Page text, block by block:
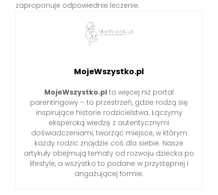
zaproponuje odpowiednie leczenie.
MojeWszystko.pl
MojeWszystko.pl to więcej niż portal
parentingowy – to przestrzeń, gdzie rodzą się
inspirujące historie rodzicielstwa. Łączymy
ekspercką wiedzę z autentycznymi
doświadczeniami, tworząc miejsce, w którym
każdy rodzic znajdzie coś dla siebie. Nasze
artykuły obejmują tematy od rozwoju dziecka po
lifestyle, a wszystko to podane w przystępnej i
angażującej formie.